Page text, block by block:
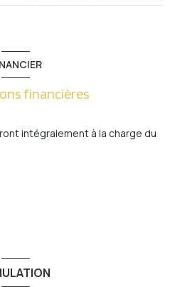
financières
intégralement à la charge du